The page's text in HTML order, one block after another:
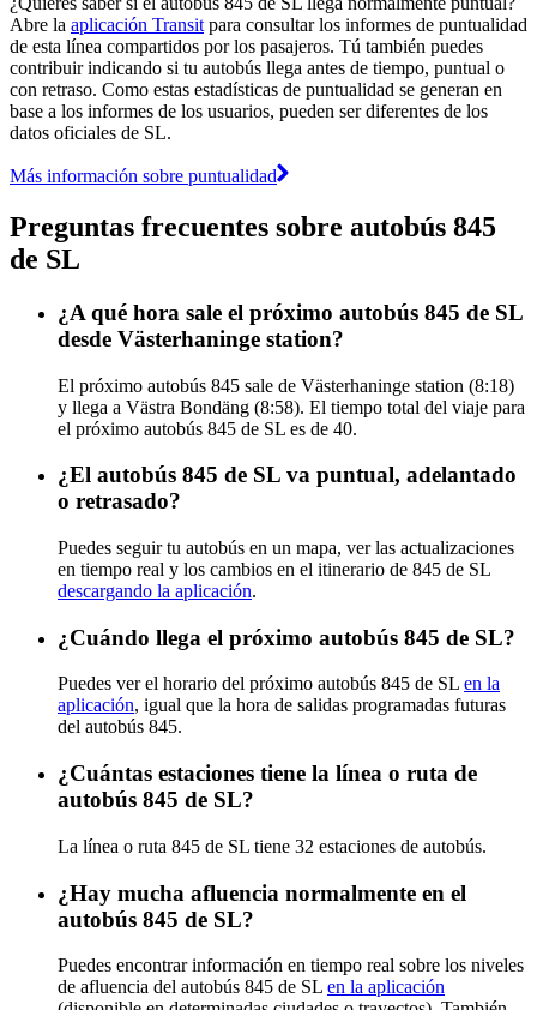
Abre la aplicación Transit para consultar los informes de puntualidad
de esta línea compartidos por los pasajeros. Tú también puedes
contribuir indicando si tu autobús llega antes de tiempo, puntual o
con retraso. Como estas estadísticas de puntualidad se generan en
base a los informes de los usuarios, pueden ser diferentes de los
datos oficiales de SL.
Más información sobre puntualidad
Preguntas frecuentes sobre autobús 845
de SL
¿A qué hora sale el próximo autobús 845 de SL
desde Västerhaninge station?
El próximo autobús 845 sale de Västerhaninge station (8:18)
y llega a Västra Bondäng (8:58). El tiempo total del viaje para
el próximo autobús 845 de SL es de 40.
¿El autobús 845 de SL va puntual, adelantado
o retrasado?
Puedes seguir tu autobús en un mapa, ver las actualizaciones
en tiempo real y los cambios en el itinerario de 845 de SL
descargando la aplicación.
¿Cuándo llega el próximo autobús 845 de SL?
Puedes ver el horario del próximo autobús 845 de SL en la
aplicación, igual que la hora de salidas programadas futuras
del autobús 845.
¿Cuántas estaciones tiene la línea o ruta de
autobús 845 de SL?
La línea o ruta 845 de SL tiene 32 estaciones de autobús.
¿Hay mucha afluencia normalmente en el
autobús 845 de SL?
Puedes encontrar información en tiempo real sobre los niveles
de afluencia del autobús 845 de SL en la aplicación